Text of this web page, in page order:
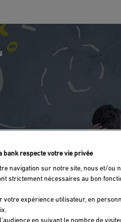
bank respecte votre vie privée
navigation sur notre site, nous et/ou
strictement nécessaires au bon
votre expérience utilisateur, en